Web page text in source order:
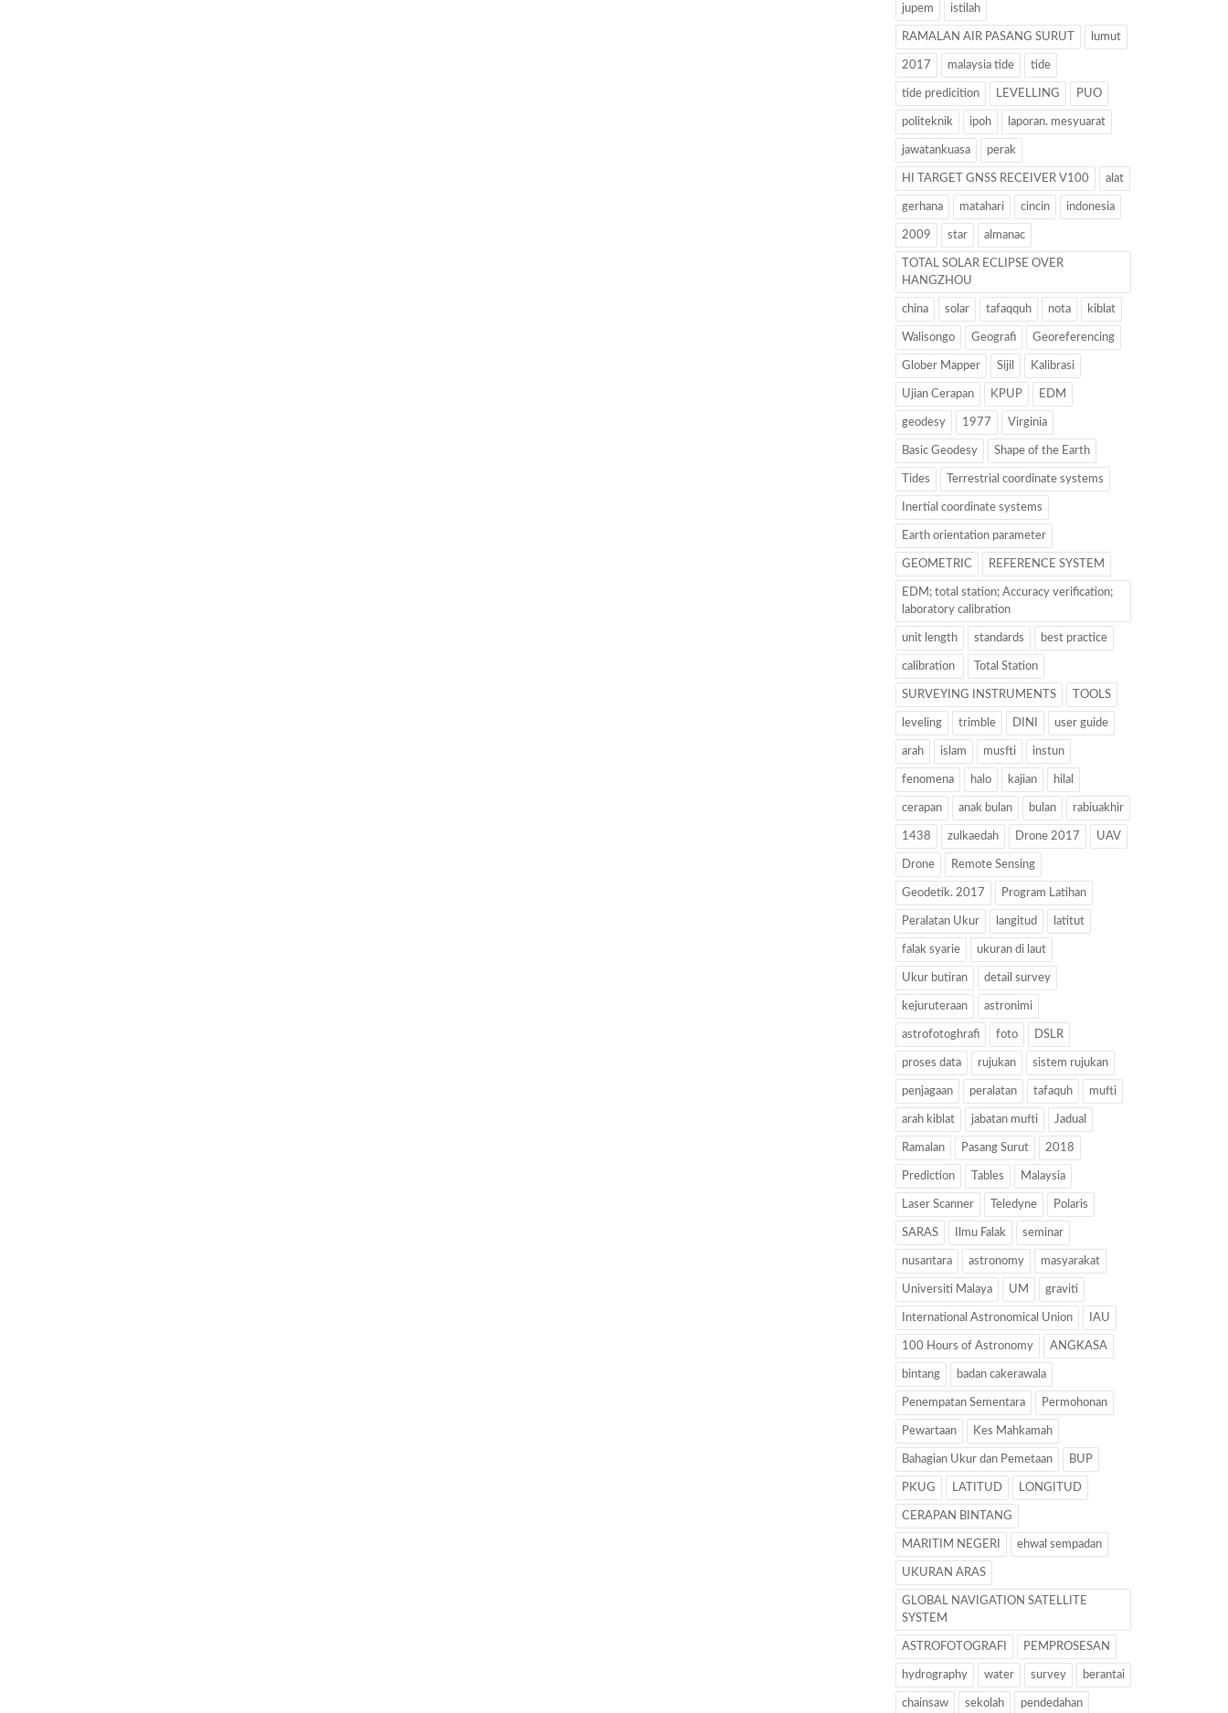
jupem istilah
RAMALAN AIR PASANG SURUT lumut
2017 malaysia tide tide
tide predicition LEVELLING PUO
politeknik ipoh laporan. mesyuarat
jawatankuasa perak
HI TARGET GNSS RECEIVER V100 alat
gerhana matahari cincin indonesia
2009 star almanac
TOTAL SOLAR ECLIPSE OVER
HANGZHOU
china solar tafaqquh nota kiblat
Walisongo Geografi Georeferencing
Glober Mapper Sijil Kalibrasi
Ujian Cerapan KPUP EDM
geodesy 1977 Virginia
Basic Geodesy Shape of the Earth
Tides Terrestrial coordinate systems
Inertial coordinate systems
Earth orientation parameter
GEOMETRIC REFERENCE SYSTEM
EDM; total station; Accuracy verification;
laboratory calibration
unit length standards best practice
calibration Total Station
SURVEYING INSTRUMENTS TOOLS
leveling trimble DINI user guide
arah islam musfti instun
fenomena halo kajian hilal
cerapan anak bulan bulan rabiuakhir
1438 zulkaedah Drone 2017 UAV
Drone Remote Sensing
Geodetik. 2017 Program Latihan
Peralatan Ukur langitud latitut
falak syarie ukuran di laut
Ukur butiran detail survey
kejuruteraan astronimi
astrofotoghrafi foto DSLR
proses data rujukan sistem rujukan
penjagaan peralatan tafaquh mufti
arah kiblat jabatan mufti Jadual
Ramalan Pasang Surut 2018
Prediction Tables Malaysia
Laser Scanner Teledyne Polaris
SARAS Ilmu Falak seminar
nusantara astronomy masyarakat
Universiti Malaya UM graviti
International Astronomical Union IAU
100 Hours of Astronomy ANGKASA
bintang badan cakerawala
Penempatan Sementara Permohonan
Pewartaan Kes Mahkamah
Bahagian Ukur dan Pemetaan BUP
PKUG LATITUD LONGITUD
CERAPAN BINTANG
MARITIM NEGERI ehwal sempadan
UKURAN ARAS
GLOBAL NAVIGATION SATELLITE
SYSTEM
ASTROFOTOGRAFI PEMPROSESAN
hydrography water survey berantai
chainsaw sekolah pendedahan